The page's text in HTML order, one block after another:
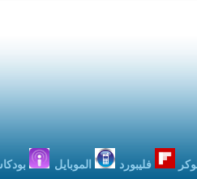
فليبورد الموبايل